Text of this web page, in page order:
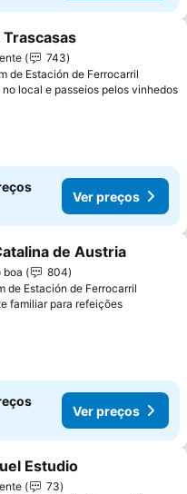
aos favoritos
Trascasas
743
de Estación de Ferrocarril
local e passeios pelos vinhedos
Ver preços
aos favoritos
de Austria
boa
804
de Estación de Ferrocarril
familiar para refeições
Ver preços
aos favoritos
Estudio
73